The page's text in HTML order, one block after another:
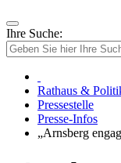
Ihre Suche:
Rathaus &
Pressestelle
Presse-Infos
„Arnsberg